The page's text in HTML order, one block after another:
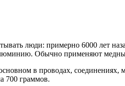
люди: примерно 6000 лет
Обычно применяют
в проводах, соединениях,
700 граммов.